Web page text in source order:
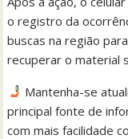
o registro da
buscas na região
recuperar o material
Mantenha-se
principal fonte de
com mais facilidade